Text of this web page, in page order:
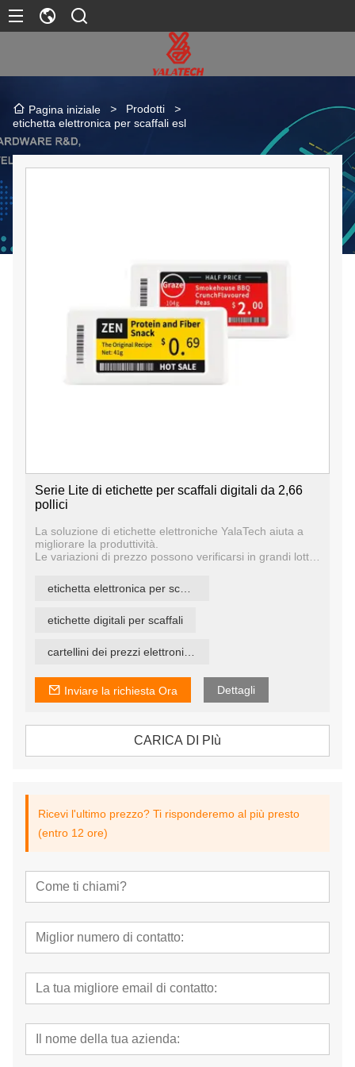
Pagina iniziale > Prodotti
>
etichetta elettronica per scaffali esl
Serie Lite di etichette per scaffali digitali da 2,66
pollici
La soluzione di etichette elettroniche YalaTech aiuta a
migliorare la produttività.
Le variazioni di prezzo possono verificarsi in grandi lotti
richiedendo ai dipendenti di dedicare grandi quantità di
tempo a un'attività che la maggior parte trova noiosa.
l'allocazione del personale e di utilizzare i tuoi dipendenti
etichette digitali per scaffali
Inviare la richiesta Ora Dettagli
CARICA DI PIù
Ricevi l'ultimo prezzo? Ti risponderemo al più presto
(entro 12 ore)